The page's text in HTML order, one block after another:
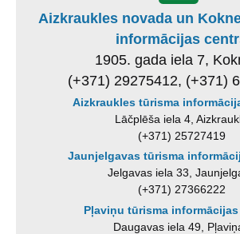
Aizkraukles novada un
informācijas
1905. gada iela 7,
(+371) 29275412, (+371)
Aizkraukles tūrisma
Lāčplēša iela 4,
(+371) 25727419
Jaunjelgavas tūrisma
Jelgavas iela 33,
(+371) 27366222
Pļaviņu tūrisma
Daugavas iela 49,